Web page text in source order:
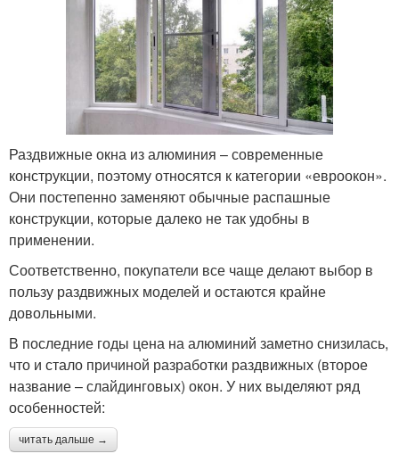
Раздвижные окна из алюминия – современные
конструкции, поэтому относятся к категории «евроокон».
Они постепенно заменяют обычные распашные
конструкции, которые далеко не так удобны в
применении.
Соответственно, покупатели все чаще делают выбор в
пользу раздвижных моделей и остаются крайне
довольными.
В последние годы цена на алюминий заметно снизилась,
что и стало причиной разработки раздвижных (второе
название – слайдинговых) окон. У них выделяют ряд
особенностей:
читать дальше →